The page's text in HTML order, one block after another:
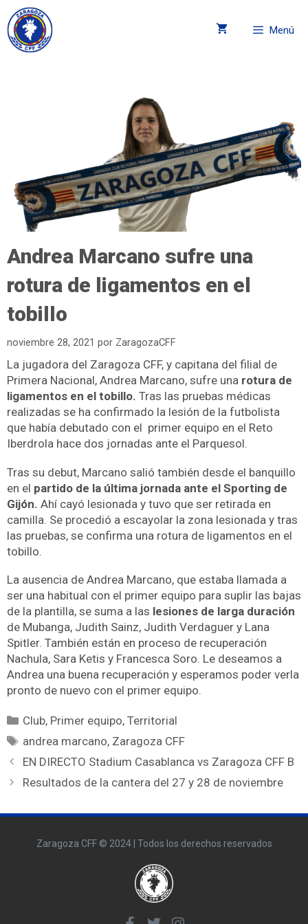
Menú
Andrea Marcano sufre una
rotura de ligamentos en el
tobillo
noviembre 28, 2021 por ZaragozaCFF
La jugadora del Zaragoza CFF, y capitana del filial de
Primera Nacional, Andrea Marcano, sufre una rotura de
ligamentos en el tobillo. Tras las pruebas médicas
realizadas se ha confirmado la lesión de la futbolista
que había debutado con el primer equipo en el Reto
Iberdrola hace dos jornadas ante el Parquesol.
Tras su debut, Marcano salió también desde el banquillo
en el partido de la última jornada ante el Sporting de
Gijón. Ahí cayó lesionada y tuvo que ser retirada en
camilla. Se procedió a escayolar la zona lesionada y tras
las pruebas, se confirma una rotura de ligamentos en el
tobillo.
La ausencia de Andrea Marcano, que estaba llamada a
ser una habitual con el primer equipo para suplir las bajas
de la plantilla, se suma a las lesiones de larga duración
de Mubanga, Judith Sainz, Judith Verdaguer y Lana
Spitler. También están en proceso de recuperación
Nachula, Sara Ketis y Francesca Soro. Le deseamos a
Andrea una buena recuperación y esperamos poder verla
pronto de nuevo con el primer equipo.
Club, Primer equipo,Territorial
andrea marcano, Zaragoza CFF
EN DIRECTO Stadium Casablanca vs Zaragoza CFF B
Resultados de la cantera del 27 y 28 de noviembre
Zaragoza CFF © 2024 | Todos los derechos reservados